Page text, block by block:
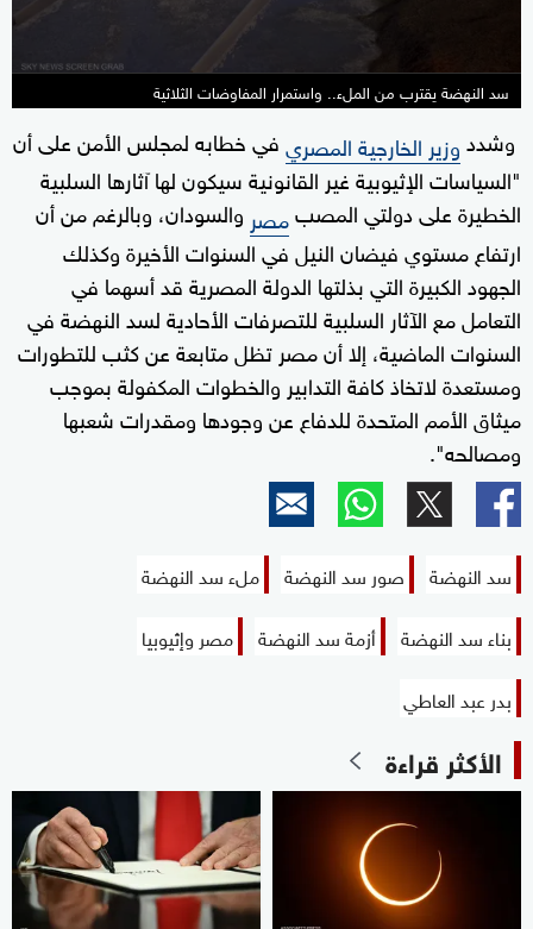
سد النهضة يقترب من الملء.. واستمرار المفاوضات الثلاثية
وشددوزير الخارجية المصريفي خطابه لمجلس الأمن على أن
"السياسات الإثيوبية غير القانونية سيكون لها آثارها السلبية
الخطيرة على دولتي المصبمصر والسودان، وبالرغم من أن
ارتفاع مستوي فيضان النيل في السنوات الأخيرة وكذلك
الجهود الكبيرة التي بذلتها الدولة المصرية قد أسهما في
التعامل مع الآثار السلبية للتصرفات الأحادية لسد النهضة في
السنوات الماضية، إلا أن مصر تظل متابعة عن كثب للتطورات
ومستعدة لاتخاذ كافة التدابير والخطوات المكفولة بموجب
ميثاق الأمم المتحدة للدفاع عن وجودها ومقدرات شعبها
ومصالحه".
سد النهضة صور سد النهضة
ملء سد النهضة
بناء سد النهضة
أزمة سد النهضة
مصر وإثيوبيا
بدر عبد العاطي
الأكثر قراءة